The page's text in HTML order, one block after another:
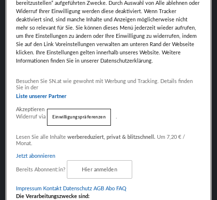
Thomas Wagner, Handball, nominiert in der
Kategorie Nachwuchshoffnung (Rookie) des
Jahres.
THOMAS MARCHL
NÄCHSTER BEITRAG
bereitzustellen“ aufgeführten Zwecke. Durch Auswahl von Alle ablehnen oder
Widerruf Ihrer Einwilligung werden diese deaktiviert. Wenn Tracker
deaktiviert sind, sind manche Inhalte und Anzeigen möglicherweise nicht
mehr so relevant für Sie. Sie können dieses Menü jederzeit wieder aufrufen,
um Ihre Einstellungen zu ändern oder Ihre Einwilligung zu widerrufen, indem
Sie auf den Link Voreinstellungen verwalten am unteren Rand der Webseite
klicken. Ihre Einstellungen gelten innerhalb unseres Website. Weitere
Informationen finden Sie in unserer Datenschutzerklärung.
Besuchen Sie SN.at wie gewohnt mit Werbung und Tracking. Details finden
Sie in der
Liste unserer Partner
Akzeptieren
Widerruf via
Einwilligungspräferenzen
Lesen Sie alle Inhaltewerbereduziert, privat & blitzschnell. Um 7,20 € /
Monat.
Jetzt abonnieren
Bereits Abonnent:in? Hier anmelden
Impressum Kontakt Datenschutz AGB Abo FAQ
Die Verarbeitungszwecke sind: